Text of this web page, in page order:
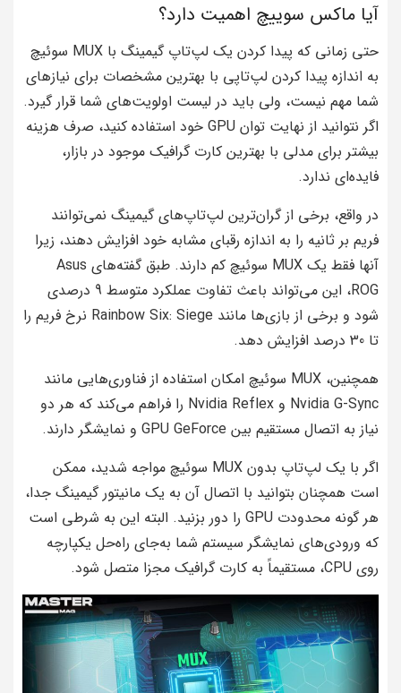
آیا ماکس سوییچ اهمیت دارد؟
حتی زمانی که پیدا کردن یک لپ‌تاپ گیمینگ با MUX سوئیچ
به اندازه پیدا کردن لپ‌تاپی با بهترین مشخصات برای نیازهای
شما مهم نیست، ولی باید در لیست اولویت‌های شما قرار گیرد.
اگر نتوانید از نهایت توان GPU خود استفاده کنید، صرف هزینه
بیشتر برای مدلی با بهترین کارت گرافیک موجود در بازار،
فایده‌ای ندارد.
در واقع، برخی از گران‌ترین لپ‌تاپ‌های گیمینگ نمی‌توانند
فریم بر ثانیه را به اندازه رقبای مشابه خود افزایش دهند، زیرا
آنها فقط یک MUX سوئیچ کم دارند. طبق گفته‌های Asus
ROG، این می‌تواند باعث تفاوت عملکرد متوسط 9 درصدی
شود و برخی از بازی‌ها مانند Rainbow Six: Siege نرخ فریم را
تا 30 درصد افزایش دهد.
همچنین، MUX سوئیچ امکان استفاده از فناوری‌هایی مانند
Nvidia G-Sync و Nvidia Reflex را فراهم می‌کند که هر دو
نیاز به اتصال مستقیم بین GPU GeForce و نمایشگر دارند.
اگر با یک لپ‌تاپ بدون MUX سوئیچ مواجه شدید، ممکن
است همچنان بتوانید با اتصال آن به یک مانیتور گیمینگ جدا،
هر گونه محدودت GPU را دور بزنید. البته این به شرطی است
که ورودی‌های نمایشگر سیستم شما به‌جای راه‌حل یکپارچه
روی CPU، مستقیماً به کارت گرافیک مجزا متصل شود.